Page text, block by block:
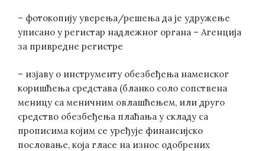
– фотокопију уверења/решења да је удружење
уписано у регистар надлежног органа – Агенција
за привредне регистре
– изјаву о инструменту обезбеђења наменског
коришћења средстава (бланко соло сопствена
меницу са меничним овлашћењем, или друго
средство обезбеђења плаћања у складу са
прописима којим се уређује финансијско
пословање, која гласе на износ одобрених